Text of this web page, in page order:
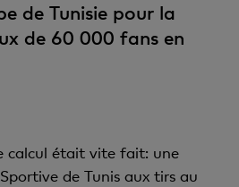
de Tunisie pour la
de 60 000 fans en
calcul était vite fait: une
de Tunis aux tirs au